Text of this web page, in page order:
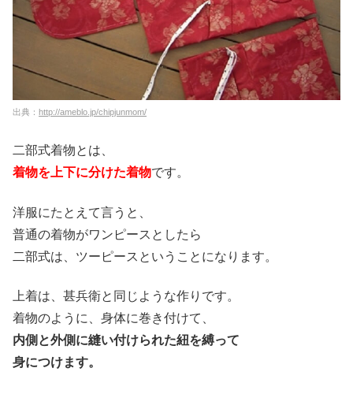
出典： http://ameblo.jp/chipjunmom/
二部式着物とは、
着物を上下に分けた着物です。
洋服にたとえて言うと、
普通の着物がワンピースとしたら
二部式は、ツーピースということになります。
上着は、甚兵衛と同じような作りです。
着物のように、身体に巻き付けて、
内側と外側に縫い付けられた紐を縛って
身につけます。